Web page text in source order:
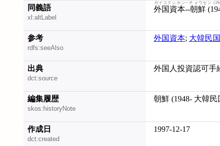
同義語
xl:altLabel
外国資本--朝鮮
ガイコクシホン--チョウセン
参考
rdfs:seeAlso
外国資本; 大韓民国
出典
dct:source
外国人投資認可手
編集履歴
skos:historyNote
朝鮮 (1948- 大韓
作成日
dct:created
1997-12-17